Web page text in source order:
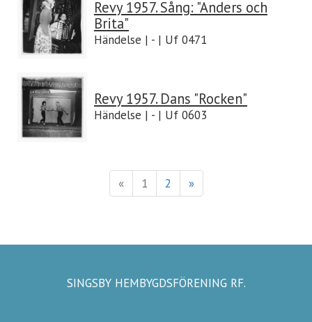
Revy 1957. Sång: "Anders och
Brita"
Händelse | - | Uf 0471
Revy 1957. Dans "Rocken"
Händelse | - | Uf 0603
« 1 2 »
SINGSBY HEMBYGDSFÖRENING RF.